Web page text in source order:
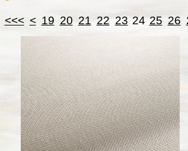
<<< < 19 20 21 22 23 24 25 26